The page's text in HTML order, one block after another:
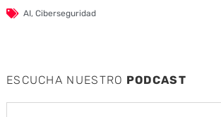
AI, Ciberseguridad
ESCUCHA NUESTRO PODCAST